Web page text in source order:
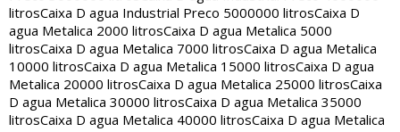
litrosCaixa D agua Industrial Preco 5000000 litrosCaixa D
agua Metalica 2000 litrosCaixa D agua Metalica 5000
litrosCaixa D agua Metalica 7000 litrosCaixa D agua Metalica
10000 litrosCaixa D agua Metalica 15000 litrosCaixa D agua
Metalica 20000 litrosCaixa D agua Metalica 25000 litrosCaixa
D agua Metalica 30000 litrosCaixa D agua Metalica 35000
litrosCaixa D agua Metalica 40000 litrosCaixa D agua Metalica